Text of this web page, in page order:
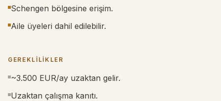
Schengen bölgesine erişim.
Aile üyeleri dahil edilebilir.
GEREKLILIKLER
~3.500 EUR/ay uzaktan gelir.
Uzaktan çalışma kanıtı.